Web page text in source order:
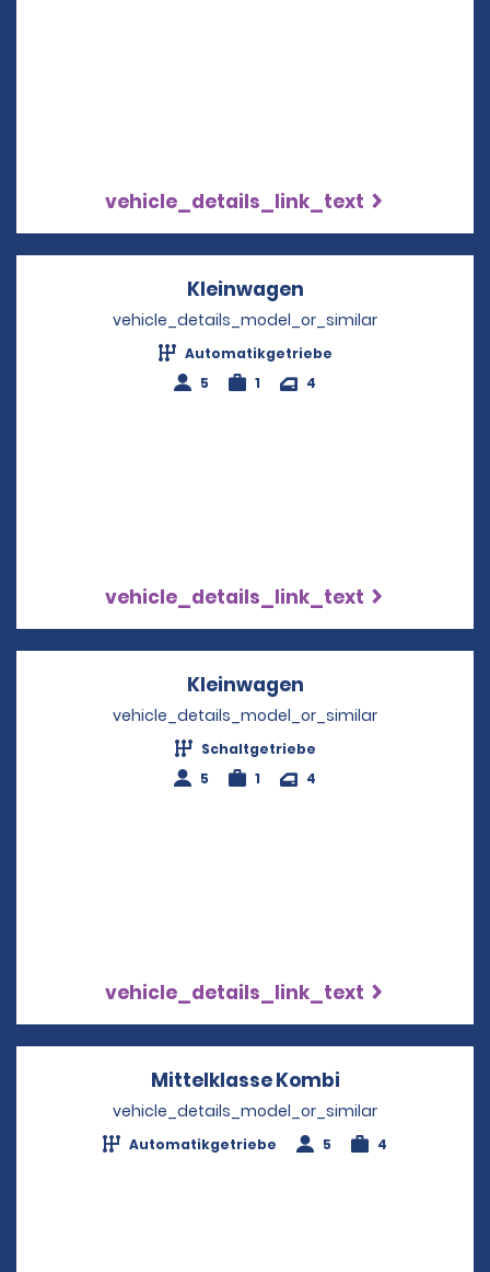
vehicle_details_link_text
Kleinwagen
vehicle_details_model_or_similar
Automatikgetriebe
5
1 4
vehicle_details_link_text
Kleinwagen
vehicle_details_model_or_similar
Schaltgetriebe
5
1 4
vehicle_details_link_text
Mittelklasse Kombi
vehicle_details_model_or_similar
Automatikgetriebe 5 4